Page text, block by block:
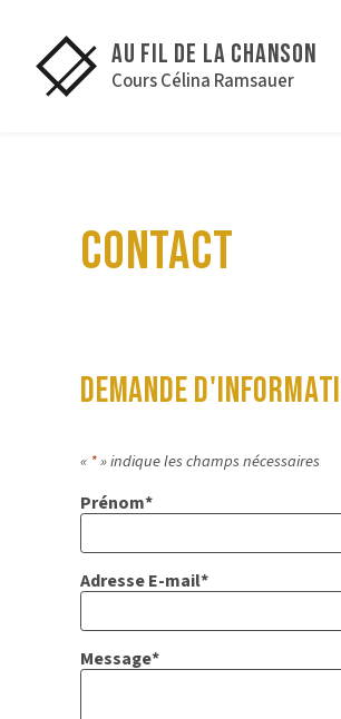
Au fil de la Chanson
Cours Célina Ramsauer
CONTACT
DEMANDE
« *» indique les champs nécessaires
Prénom*
Adresse E-mail*
Message*